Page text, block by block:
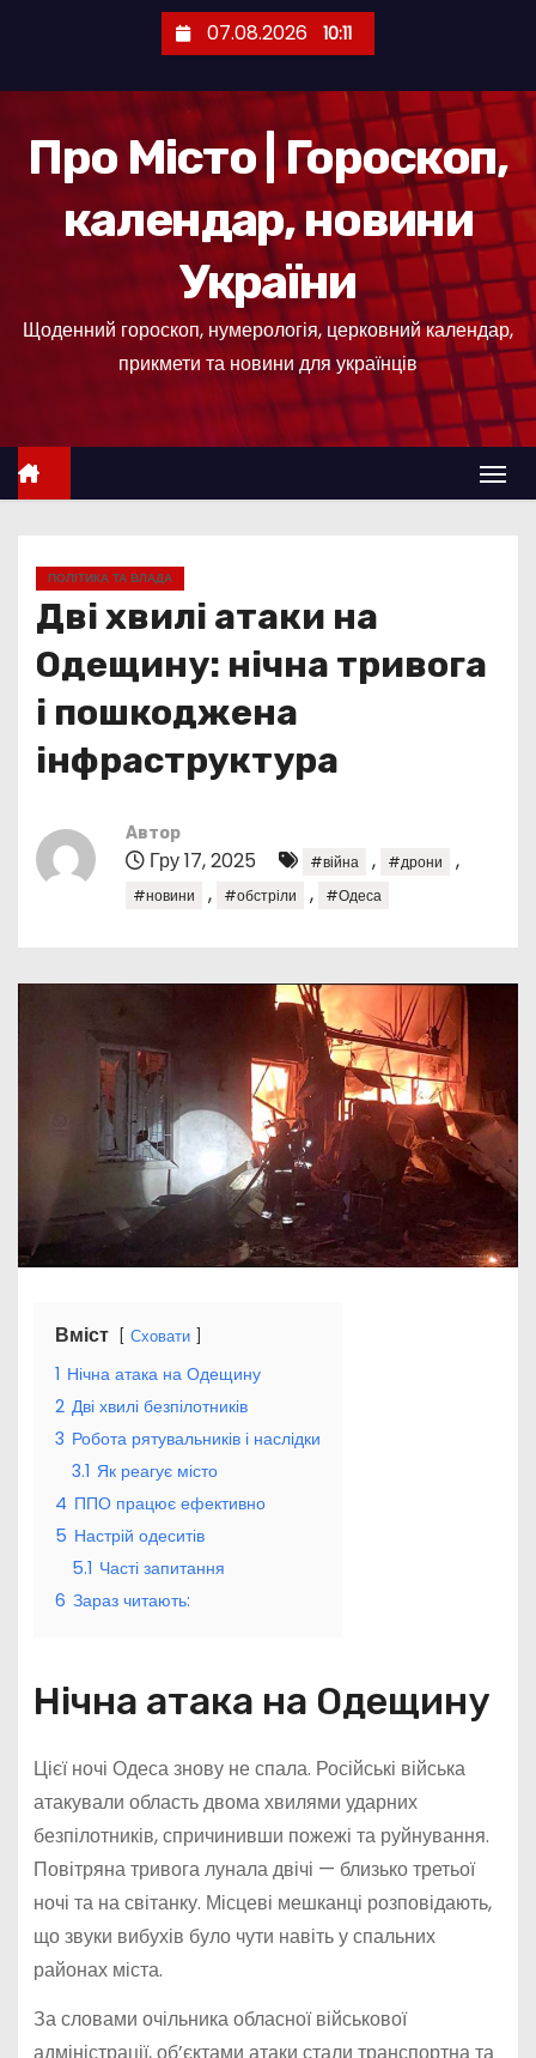
е
07.08.2026 10:11
Про Місто | Гороскоп,
календар, новини
України
Щоденний гороскоп, нумерологія, церковний календар,
прикмети та новини для українців
ПОЛІТИКА ТА ВЛАДА
Дві хвилі атаки на
Одещину: нічна тривога
і пошкоджена
інфраструктура
Автор
Гру 17, 2025 #війна , #дрони ,
#новини , #обстріли , #Одеса
Вміст Сховати
1 Нічна атака на Одещину
2 Дві хвилі безпілотників
3 Робота рятувальників і наслідки
3.1 Як реагує місто
4 ППО працює ефективно
5 Настрій одеситів
5.1 Часті запитання
6 Зараз читають:
Нічна атака на Одещину
Цієї ночі Одеса знову не спала. Російські війська
атакували область двома хвилями ударних
безпілотників, спричинивши пожежі та руйнування.
Повітряна тривога лунала двічі — близько третьої
ночі та на світанку. Місцеві мешканці розповідають,
що звуки вибухів було чути навіть у спальних
районах міста.
За словами очільника обласної військової
адміністрації, об’єктами атаки стали транспортна та